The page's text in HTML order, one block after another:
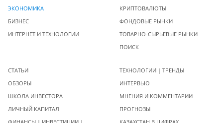
ЭКОНОМИКА
БИЗНЕС
ИНТЕРНЕТ И ТЕХНОЛОГИИ
КРИПТОВАЛЮТЫ
ФОНДОВЫЕ РЫНКИ
ТОВАРНО-СЫРЬЕВЫЕ РЫНКИ
ПОИСК
СТАТЬИ
ОБЗОРЫ
ШКОЛА ИНВЕСТОРА
ЛИЧНЫЙ КАПИТАЛ
ТЕХНОЛОГИИ | ТРЕНДЫ
ИНТЕРВЬЮ
МНЕНИЯ И КОММЕНТАРИИ
ПРОГНОЗЫ